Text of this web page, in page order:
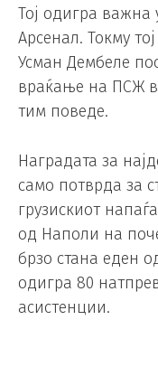
Тој одигра важна
Арсенал. Токму
Усман Дембеле
враќање на ПСЖ
тим поведе.
Наградата за
само потврда за
грузискиот
од Наполи на
брзо стана еден
одигра 80
асистенции.